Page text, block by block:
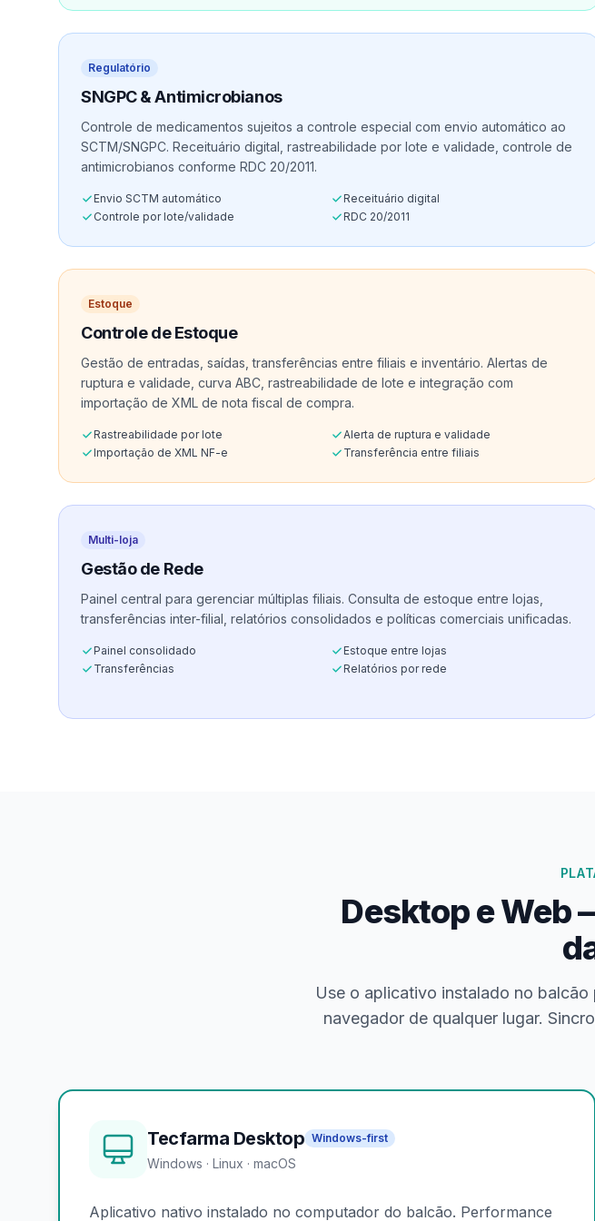
Regulatório
SNGPC & Antimicrobianos
Controle de medicamentos sujeitos a controle especial com envio automático ao
SCTM/SNGPC. Receituário digital, rastreabilidade por lote e validade, controle de
antimicrobianos conforme RDC 20/2011.
Envio SCTM automático
Receituário digital
Controle por lote/validade
RDC 20/2011
Estoque
Controle de Estoque
Gestão de entradas, saídas, transferências entre filiais e inventário. Alertas de
ruptura e validade, curva ABC, rastreabilidade de lote e integração com
importação de XML de nota fiscal de compra.
Rastreabilidade por lote
Alerta de ruptura e validade
Importação de XML NF-e
Transferência entre filiais
Multi-loja
Gestão de Rede
Painel central para gerenciar múltiplas filiais. Consulta de estoque entre lojas,
transferências inter-filial, relatórios consolidados e políticas comerciais unificadas.
Painel consolidado
Estoque entre lojas
Transferências
Relatórios por rede
Desktop e Web
Use o aplicativo instalado no
navegador de qualquer lugar.
Tecfarma Desktop Windows-first
Windows · Linux · macOS
Aplicativo nativo instalado no computador do balcão. Performance